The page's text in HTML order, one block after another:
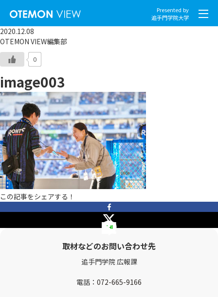
Presented by
追手門学院大学
社会とくらし
グローバル
スポーツと文化
こころとからだ
IT・メディア
地域・観光
2020.12.08
OTEMON VIEW編集部
0
image003
この記事をシェアする！
取材などのお問い合わせ先
追手門学院 広報課
電話： 072-665-9166